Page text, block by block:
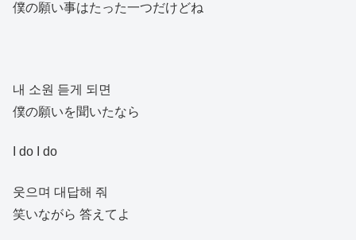
僕の願い事はたった一つだけどね
내 소원 듣게 되면
僕の願いを聞いたなら
I do I do
웃으며 대답해 줘
笑いながら 答えてよ